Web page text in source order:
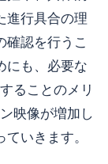
進行具合の理
認を行うこ
にも、必要な
ることのメリ
映像が増加し
いきます。